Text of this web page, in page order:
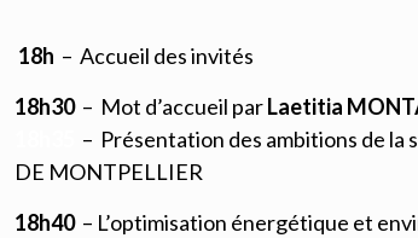
18h – Accueil des invités
18h30 – Mot d’accueil parLaetitia
– Présentation des ambitions de la
DE MONTPELLIER
18h40 – L’optimisation énergétique et